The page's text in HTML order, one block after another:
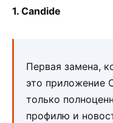
1. Candide
Первая замена,
это приложение
только
профилю и